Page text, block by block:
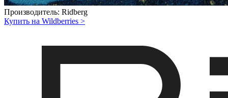
Производитель: Ridberg
Купить на Wildberries >